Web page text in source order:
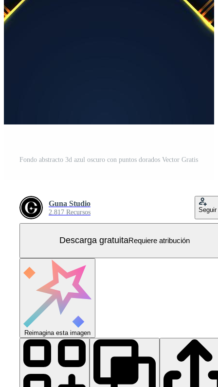
Fondo abstracto 3d azul oscuro con puntos dorados Vector Gratis
Guna Studio
2.817 Recursos Seguir
Descarga gratuitaRequiere atribución
Reimagina esta imagen